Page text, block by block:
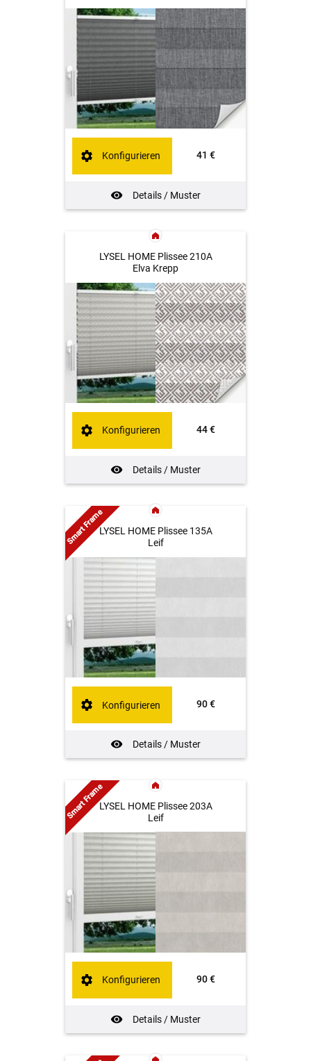
41 €
Details / Muster
Konfigurieren
LYSEL HOME Plissee 210A
Elva Krepp
44 €
Details / Muster
Konfigurieren
LYSEL HOME Plissee 135A
Leif
90 €
Details / Muster
Konfigurieren
Smart Frame
LYSEL HOME Plissee 203A
Leif
90 €
Details / Muster
Konfigurieren
Smart Frame